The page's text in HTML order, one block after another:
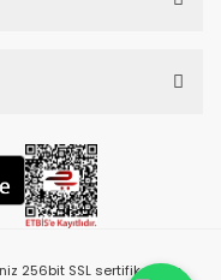
256bit SSL sertifikası ile